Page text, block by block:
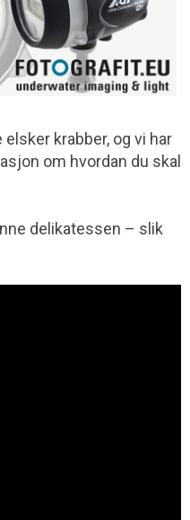
krabber, og vi har
om hvordan du skal
delikatessen – slik